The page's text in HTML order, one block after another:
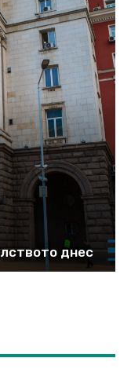
днес